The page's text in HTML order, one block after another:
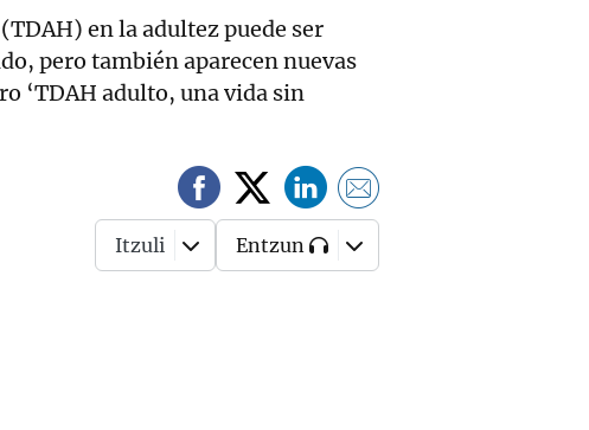
en la adultez puede ser
pero también aparecen nuevas
‘TDAH adulto, una vida sin
Itzuli Entzun